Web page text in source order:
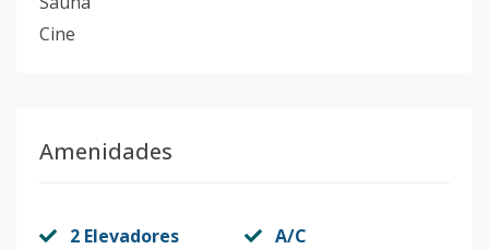
Cine
Amenidades
2 Elevadores A/C